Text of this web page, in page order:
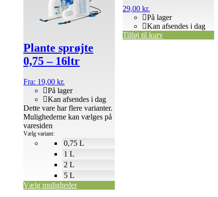
Plante sprøjte
0,75 – 16ltr
Fra: 19,00 kr.
På lager
Kan afsendes i dag
Vælg variant:
Vælg muligheder
Dette vare har flere varianter.
Mulighederne kan vælges på
varesiden
0,75 L
1 L
2 L
5 L
29,00 kr.
På lager
Kan afsendes i dag
Tilføj til kurv